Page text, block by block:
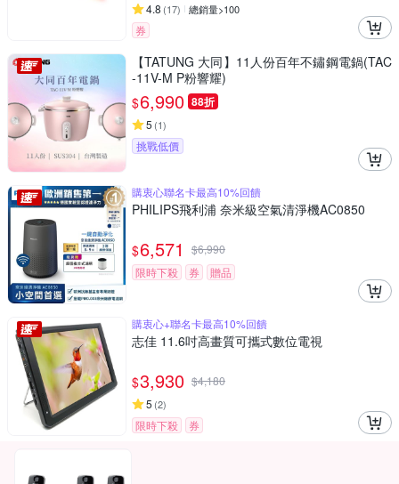
4.8 (17) 總銷量>100
券
【TATUNG 大同】11人份百年不鏽鋼電鍋(TAC
-11V-M P粉響耀)
$6,990 88折
5 (1)
挑戰低價
購衷心聯名卡最高10%回饋
PHILIPS飛利浦 奈米級空氣清淨機AC0850
$6,571 $6,990
限時下殺
券 贈品
購衷心+聯名卡最高10%回饋
志佳 11.6吋高畫質可攜式數位電視
$3,930 $4,180
5 (2)
限時下殺 券